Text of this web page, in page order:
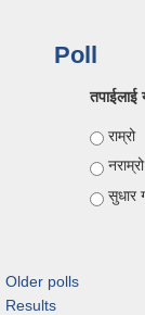
Poll
तपाईलाई
Choices
राम्रो
नराम्रो
सुधार
Older polls
Results